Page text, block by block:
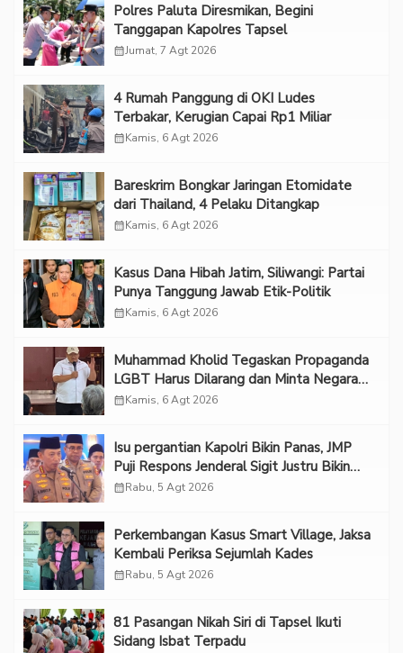
Polres Paluta Diresmikan, Begini
Tanggapan Kapolres Tapsel
calendar_monthJumat, 7 Agt 2026
‎4 Rumah Panggung di OKI Ludes
Terbakar, Kerugian Capai Rp1 Miliar
calendar_monthKamis, 6 Agt 2026
Bareskrim Bongkar Jaringan Etomidate
dari Thailand, 4 Pelaku Ditangkap
calendar_monthKamis, 6 Agt 2026
Kasus Dana Hibah Jatim, Siliwangi: Partai
Punya Tanggung Jawab Etik-Politik
calendar_monthKamis, 6 Agt 2026
Muhammad Kholid Tegaskan Propaganda
LGBT Harus Dilarang dan Minta Negara
Melindungi Korban
calendar_monthKamis, 6 Agt 2026
Isu pergantian Kapolri Bikin Panas, JMP
Puji Respons Jenderal Sigit Justru Bikin
“Adem”
calendar_monthRabu, 5 Agt 2026
Perkembangan Kasus Smart Village, Jaksa
Kembali Periksa Sejumlah Kades
calendar_monthRabu, 5 Agt 2026
81 Pasangan Nikah Siri di Tapsel Ikuti
Sidang Isbat Terpadu